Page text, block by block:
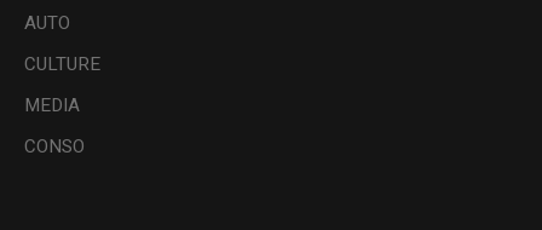
AUTO
CULTURE
MEDIA
CONSO